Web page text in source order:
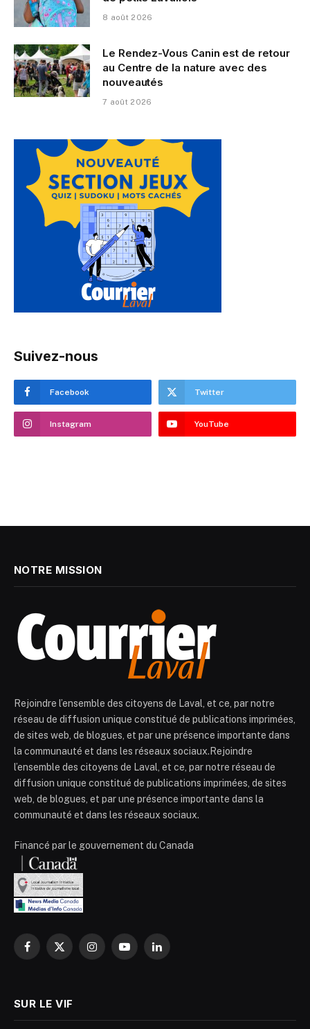
8 août 2026
Le Rendez-Vous Canin est de retour
au Centre de la nature avec des
nouveautés
7 août 2026
Suivez-nous
Facebook Twitter
Instagram YouTube
NOTRE MISSION
Rejoindre l’ensemble des citoyens de Laval, et ce, par notre
réseau de diffusion unique constitué de publications imprimées,
de sites web, de blogues, et par une présence importante dans
la communauté et dans les réseaux sociaux.Rejoindre
l’ensemble des citoyens de Laval, et ce, par notre réseau de
diffusion unique constitué de publications imprimées, de sites
web, de blogues, et par une présence importante dans la
communauté et dans les réseaux sociaux.
Financé par le gouvernement du Canada
Facebook
X
InstagramYouTubeLinkedIn
SUR LE VIF